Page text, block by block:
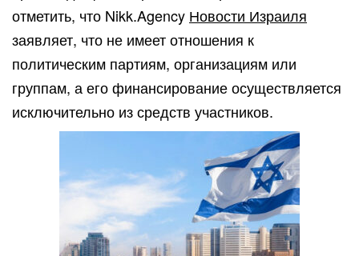
отметить, что Nikk.Agency Новости Израиля
заявляет, что не имеет отношения к
политическим партиям, организациям или
группам, а его финансирование осуществляется
исключительно из средств участников.